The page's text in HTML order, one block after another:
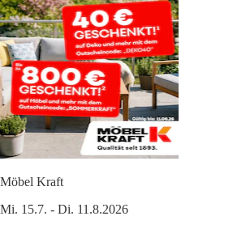
Möbel Kraft
Mi. 15.7. - Di. 11.8.2026